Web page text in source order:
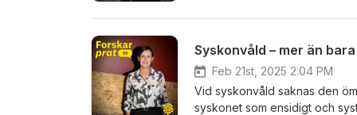
energibrist och träning. Hon
till tränare, idrottsutövare och
ätstörningar man ska vara
Syskonvåld – mer än
Feb 21st, 2025 2:04 PM
Vid syskonvåld saknas den
syskonet som ensidigt och